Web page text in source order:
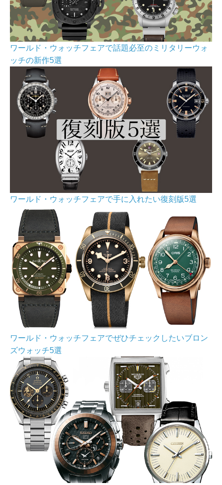
ワールド・ウォッチフェアで話題必至のミリタリーウォ
ッチの新作5選
ワールド・ウォッチフェアで手に入れたい復刻版5選
ワールド・ウォッチフェアでぜひチェックしたいブロン
ズウォッチ5選